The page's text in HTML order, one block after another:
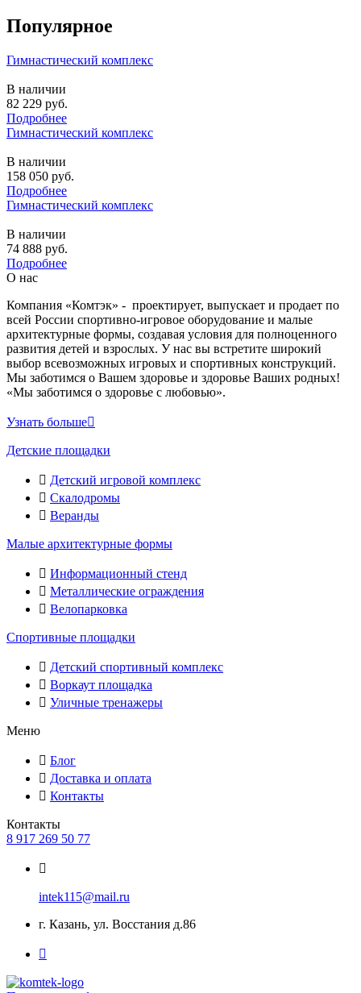
Популярное
Гимнастический комплекс
В наличии
82 229 руб.
Подробнее
Гимнастический комплекс
В наличии
158 050 руб.
Подробнее
Гимнастический комплекс
В наличии
74 888 руб.
Подробнее
О нас
Компания «Комтэк» - проектирует, выпускает и продает по
всей России спортивно-игровое оборудование и малые
архитектурные формы, создавая условия для полноценного
развития детей и взрослых. У нас вы встретите широкий
выбор всевозможных игровых и спортивных конструкций.
Мы заботимся о Вашем здоровье и здоровье Ваших родных!
«Мы заботимся о здоровье с любовью».
Узнать больше
Детские площадки
Детский игровой комплекс
Скалодромы
Веранды
Малые архитектурные формы
Информационный стенд
Металлические ограждения
Велопарковка
Спортивные площадки
Детский спортивный комплекс
Воркаут площадка
Уличные тренажеры
Меню
Блог
Доставка и оплата
Контакты
Контакты
8 917 269 50 77
intek115@mail.ru
г. Казань, ул. Восстания д.86